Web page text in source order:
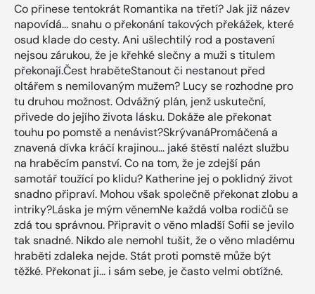
Co přinese tentokrát Romantika na třetí? Jak již název
napovídá... snahu o překonání takových překážek, které
osud klade do cesty. Ani ušlechtilý rod a postavení
nejsou zárukou, že je křehké slečny a muži s titulem
překonají.Čest hraběteStanout či nestanout před
oltářem s nemilovaným mužem? Lucy se rozhodne pro
tu druhou možnost. Odvážný plán, jenž uskuteční,
přivede do jejího života lásku. Dokáže ale překonat
touhu po pomstě a nenávist?SkrývanáPromáčená a
znavená dívka kráčí krajinou... jaké štěstí nalézt službu
na hraběcím panství. Co na tom, že je zdejší pán
samotář toužící po klidu? Katherine jej o poklidný život
snadno připraví. Mohou však společně překonat zlobu a
intriky?Láska je mým věnemNe každá volba rodičů se
zdá tou správnou. Připravit o věno mladší Sofii se jevilo
tak snadné. Nikdo ale nemohl tušit, že o věno mladému
hraběti zdaleka nejde. Stát proti pomstě může být
těžké. Překonat ji... i sám sebe, je často velmi obtížné.